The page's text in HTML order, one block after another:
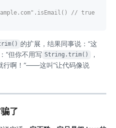
// true
的扩展，结果同事说：“这
“但你不用写 String.trim()
，
行啊！”——这叫“让代码像说
了